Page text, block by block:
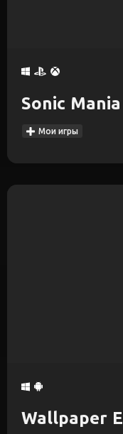
Sonic Mania
Мои игры
Wallpaper